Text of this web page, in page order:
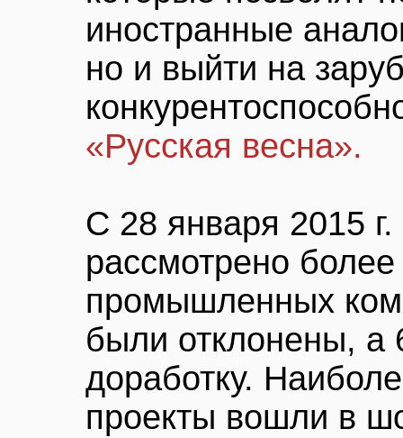
иностранные
но и выйти на
«Русская весна».
С 28 января 2015
рассмотрено более
промышленных
были отклонены, а
доработку.
проекты вошли в